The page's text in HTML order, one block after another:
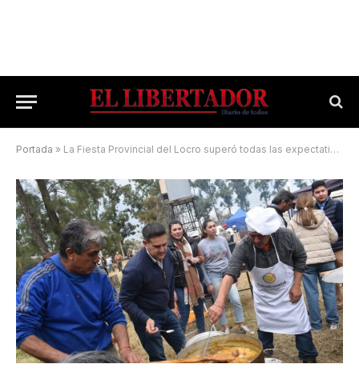
Portada » La Fiesta Provincial del Locro superó todas las expectativas con masiva convocatoria